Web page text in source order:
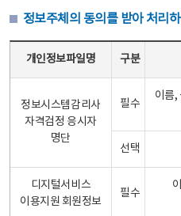
정보주체의 동의를 받아 처리
개인정보파일명 구분
정보시스템감리사
자격검정 응시자
명단
필수
이름,
선택
디지털서비스
이용지원 회원정보
필수